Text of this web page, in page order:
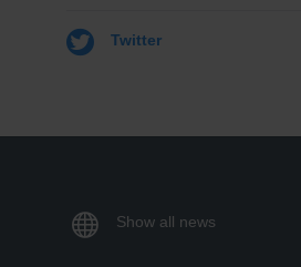
 Twitter
 Show all news